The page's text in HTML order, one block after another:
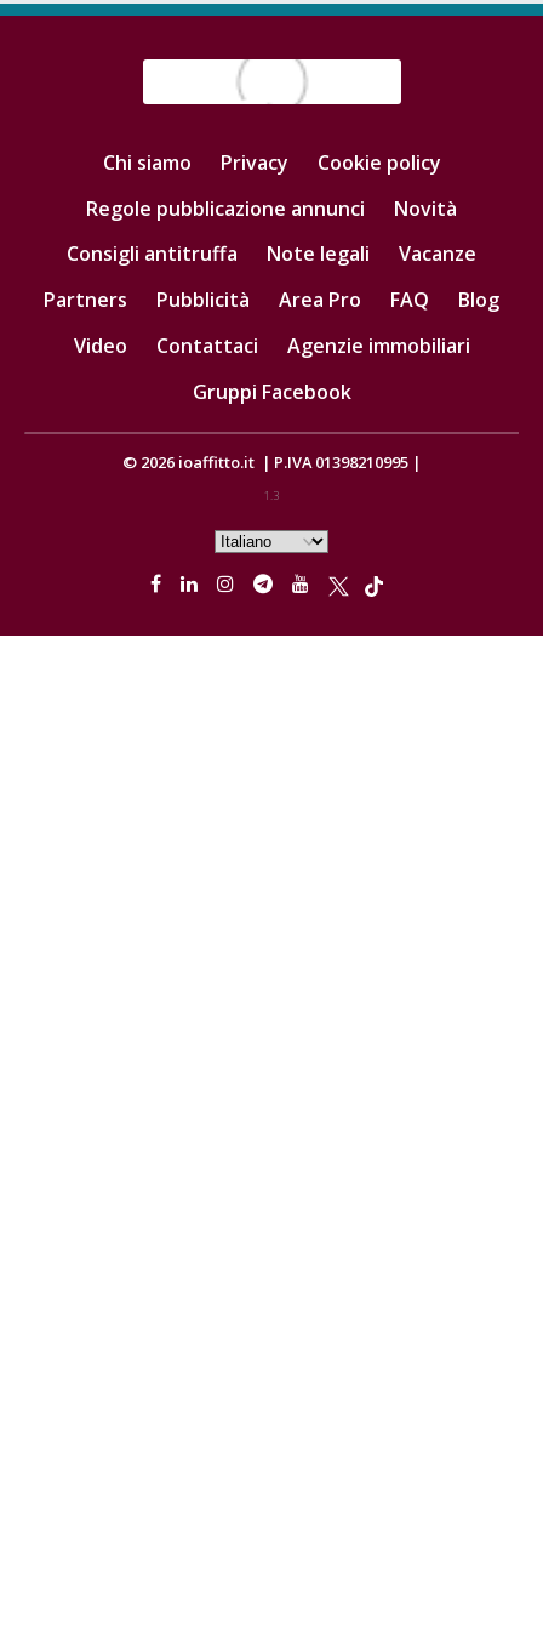
Chi siamo Privacy
Cookie policy
Regole pubblicazione annunci
Novità
Consigli antitruffa
Note legali
Vacanze
Partners
Pubblicità Area Pro FAQ
Blog
Video
Contattaci
Agenzie immobiliari
Gruppi Facebook
© 2026 ioaffitto.it | P.IVA 01398210995 |
1.3